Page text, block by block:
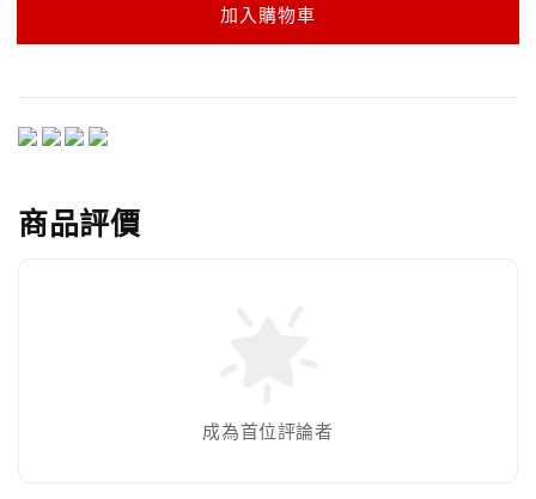
加入購物車
商品評價
成為首位評論者